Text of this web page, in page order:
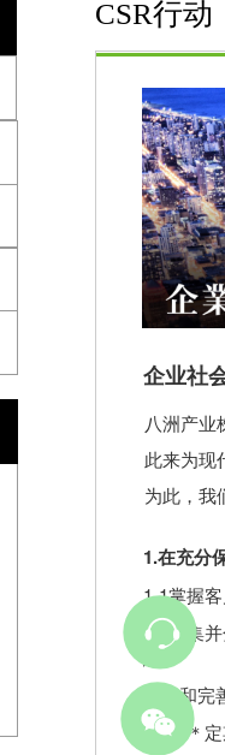
CSR行动
1.在充分
1-1掌握
1-2收集
息。
构造和
1-3＊＊
企业社
八洲产业
此来为现
为此，我